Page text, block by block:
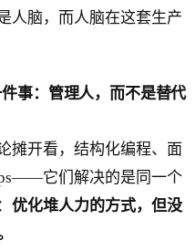
人脑，而人脑在这套生产
事：管理人，而不是替代
摊开看，结构化编程、面
它们解决的是同一个
优化堆人力的方式，但没